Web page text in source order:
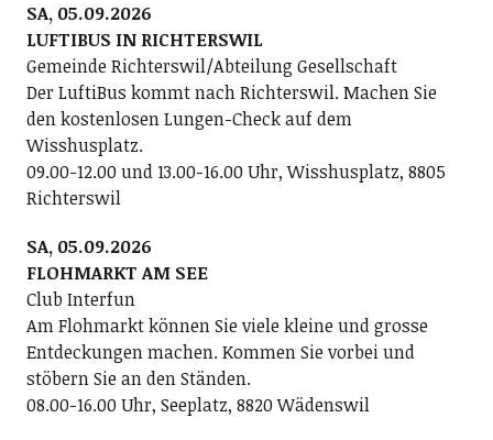
SA, 05.09.2026
LUFTIBUS IN RICHTERSWIL
Gemeinde Richterswil/Abteilung Gesellschaft
Der LuftiBus kommt nach Richterswil. Machen Sie
den kostenlosen Lungen-Check auf dem
Wisshusplatz.
09.00-12.00 und 13.00-16.00 Uhr, Wisshusplatz, 8805
Richterswil
SA, 05.09.2026
FLOHMARKT AM SEE
Club Interfun
Am Flohmarkt können Sie viele kleine und grosse
Entdeckungen machen. Kommen Sie vorbei und
stöbern Sie an den Ständen.
08.00-16.00 Uhr, Seeplatz, 8820 Wädenswil